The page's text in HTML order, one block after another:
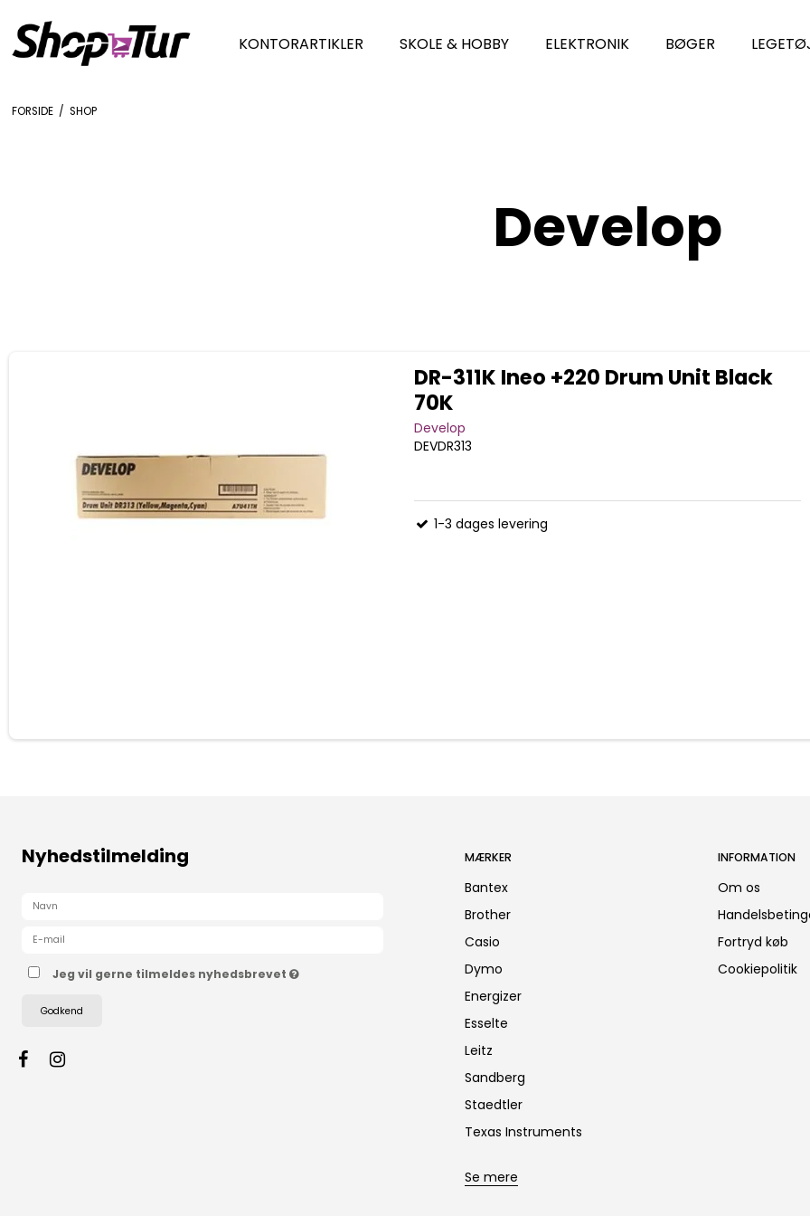
KONTORARTIKLER SKOLE & HOBBY ELEKTRONIK BØGER
FORSIDE / SHOP
Develop
DR-311K Ineo +220 Drum Unit Black
70K
Develop
DEVDR313
1-3 dages levering
Nyhedstilmelding
Jeg vil gerne tilmeldes nyhedsbrevet
Godkend
MÆRKER
Bantex
Brother
Casio
Dymo
Energizer
Esselte
Leitz
Sandberg
Staedtler
Texas Instruments
Se mere
INFORMATION
Om os
Fortryd køb
Cookiepolitik